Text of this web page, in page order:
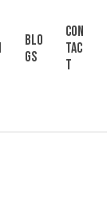
Blo
gs
Con
tac
t